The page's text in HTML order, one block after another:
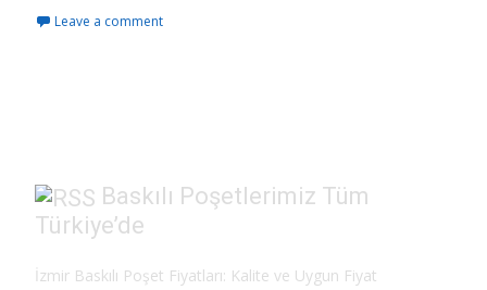
e
k
to ai
Leave a comment
Baskılı Poşetlerimiz Tüm
Türkiye’de
İzmir Baskılı Poşet Fiyatları: Kalite ve Uygun Fiyat